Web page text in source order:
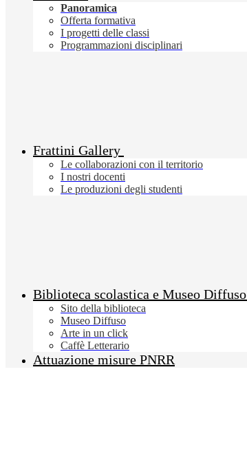
Panoramica
Offerta formativa
I progetti delle classi
Programmazioni disciplinari
Frattini Gallery
Le collaborazioni con il territorio
I nostri docenti
Le produzioni degli studenti
Biblioteca scolastica e Museo Diffuso
Sito della biblioteca
Museo Diffuso
Arte in un click
Caffè Letterario
Attuazione misure PNRR